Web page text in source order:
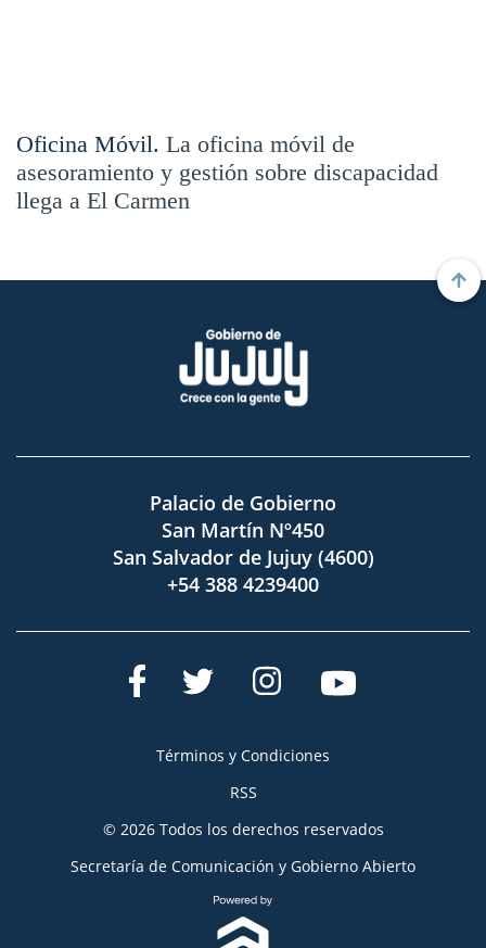
Oficina Móvil. La oficina móvil de
asesoramiento y gestión sobre discapacidad
llega a El Carmen
Palacio de Gobierno
San Martín Nº450
San Salvador de Jujuy (4600)
+54 388 4239400
Términos y Condiciones
RSS
© 2026 Todos los derechos reservados
Secretaría de Comunicación y Gobierno Abierto